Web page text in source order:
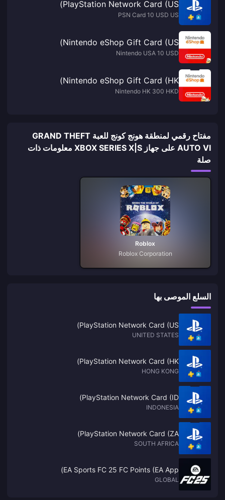
PlayStation Network Card (US)
PSN Card 10 USD US
Nintendo eShop Gift Card (US)
Nintendo USA 10 USD
Nintendo eShop Gift Card (HK)
Nintendo HK 300 HKD
مفتاح رقمي لمنطقة هونج كونج للعبة GRAND THEFT
AUTO VI على جهاز XBOX SERIES X|S معلومات ذات
صلة
Roblox
Roblox Corporation
السلع الموصى بها
PlayStation Network Card (US)
UNITED STATES
PlayStation Network Card (HK)
HONG KONG
PlayStation Network Card (ID)
INDONESIA
PlayStation Network Card (ZA)
SOUTH AFRICA
EA Sports FC 25 FC Points (EA App)
GLOBAL